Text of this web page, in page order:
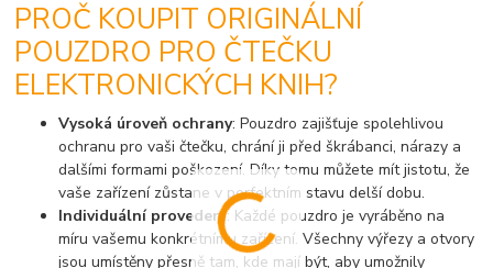
PROČ KOUPIT ORIGINÁLNÍ
POUZDRO PRO ČTEČKU
ELEKTRONICKÝCH KNIH?
Vysoká úroveň ochrany: Pouzdro zajišťuje spolehlivou
ochranu pro vaši čtečku, chrání ji před škrábanci, nárazy a
dalšími formami poškození. Díky tomu můžete mít jistotu, že
vaše zařízení zůstane v perfektním stavu delší dobu.
Individuální provedení: Každé pouzdro je vyráběno na
míru vašemu konkrétnímu zařízení. Všechny výřezy a otvory
jsou umístěny přesně tam, kde mají být, aby umožnily